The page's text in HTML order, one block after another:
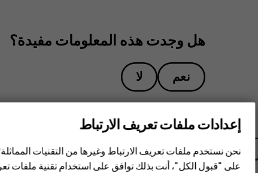
هل وجدت هذه المعلومات مفيدة؟
نعم لا
إعدادات ملفات تعريف الارتباط
نحن نستخدم ملفات تعريف الارتباط وغيرها من التقنيات
على "قبول الكل"، أنت بذلك توافق على استخدام تقنية ملفات